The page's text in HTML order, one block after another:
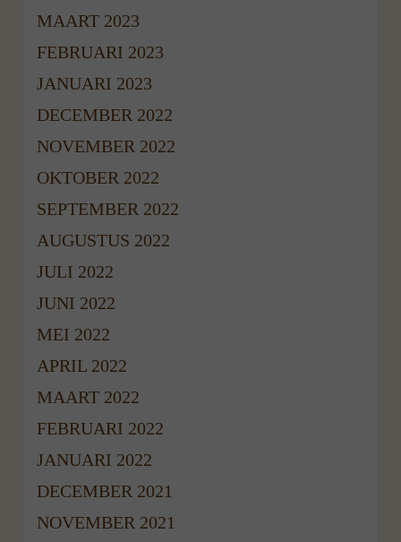
MAART 2023
FEBRUARI 2023
JANUARI 2023
DECEMBER 2022
NOVEMBER 2022
OKTOBER 2022
SEPTEMBER 2022
AUGUSTUS 2022
JULI 2022
JUNI 2022
MEI 2022
APRIL 2022
MAART 2022
FEBRUARI 2022
JANUARI 2022
DECEMBER 2021
NOVEMBER 2021